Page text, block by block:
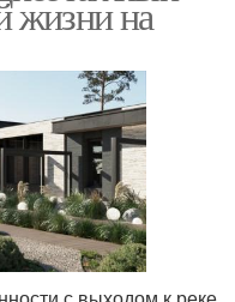
жизни на